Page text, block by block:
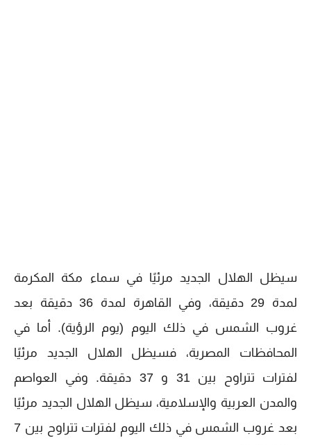
سيظل الهلال الجديد مرئيًا في سماء مكة المكرمة
لمدة 29 دقيقة، وفي القاهرة لمدة 36 دقيقة بعد
غروب الشمس في ذلك اليوم (يوم الرؤية). أما في
المحافظات المصرية، فسيظل الهلال الجديد مرئيًا
لفترات تتراوح بين 31 و 37 دقيقة. وفي العواصم
والمدن العربية والإسلامية، سيظل الهلال الجديد مرئيًا
بعد غروب الشمس في ذلك اليوم لفترات تتراوح بين 7